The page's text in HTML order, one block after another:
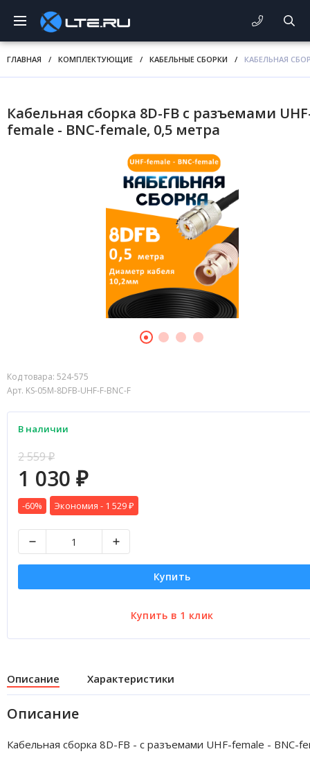
ГЛАВНАЯ / КОМПЛЕКТУЮЩИЕ / КАБЕЛЬНЫЕ СБОРКИ / КАБЕЛЬНАЯ
Кабельная сборка 8D-FB с разъемами
female - BNC-female, 0,5 метра
Код товара: 524-575
Арт. KS-05M-8DFB-UHF-F-BNC-F
В наличии
2 559₽
1 030 ₽
-60% Экономия - 1 529 ₽
Купить
Описание Характеристики
Описание
Кабельная сборка 8D-FB - с разъемами UHF-female - BNC-